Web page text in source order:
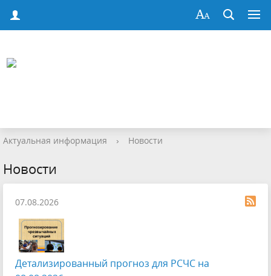
Актуальная информация › Новости
Новости
07.08.2026
Детализированный прогноз для РСЧС на